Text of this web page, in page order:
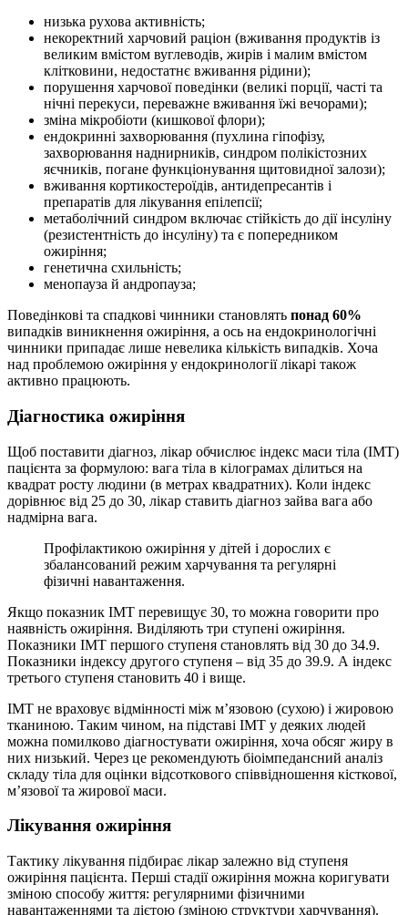
низька рухова активність;
некоректний харчовий раціон (вживання продуктів із
великим вмістом вуглеводів, жирів і малим вмістом
клітковини, недостатнє вживання рідини);
порушення харчової поведінки (великі порції, часті та
нічні перекуси, переважне вживання їжі вечорами);
зміна мікробіоти (кишкової флори);
ендокринні захворювання (пухлина гіпофізу,
захворювання наднирників, синдром полікістозних
яєчників, погане функціонування щитовидної залози);
вживання кортикостероїдів, антидепресантів і
препаратів для лікування епілепсії;
метаболічний синдром включає стійкість до дії інсуліну
(резистентність до інсуліну) та є попередником
ожиріння;
генетична схильність;
менопауза й андропауза;
Поведінкові та спадкові чинники становлять понад 60%
випадків виникнення ожиріння, а ось на ендокринологічні
чинники припадає лише невелика кількість випадків. Хоча
над проблемою ожиріння у ендокринології лікарі також
активно працюють.
Діагностика ожиріння
Щоб поставити діагноз, лікар обчислює індекс маси тіла (ІМТ)
пацієнта за формулою: вага тіла в кілограмах ділиться на
квадрат росту людини (в метрах квадратних). Коли індекс
дорівнює від 25 до 30, лікар ставить діагноз зайва вага або
надмірна вага.
Профілактикою ожиріння у дітей і дорослих є
збалансований режим харчування та регулярні
фізичні навантаження.
Якщо показник ІМТ перевищує 30, то можна говорити про
наявність ожиріння. Виділяють три ступені ожиріння.
Показники ІМТ першого ступеня становлять від 30 до 34.9.
Показники індексу другого ступеня – від 35 до 39.9. А індекс
третього ступеня становить 40 і вище.
ІМТ не враховує відмінності між м’язовою (сухою) і жировою
тканиною. Таким чином, на підставі ІМТ у деяких людей
можна помилково діагностувати ожиріння, хоча обсяг жиру в
них низький. Через це рекомендують біоімпедансний аналіз
складу тіла для оцінки відсоткового співвідношення кісткової,
м’язової та жирової маси.
Лікування ожиріння
Тактику лікування підбирає лікар залежно від ступеня
ожиріння пацієнта. Перші стадії ожиріння можна коригувати
зміною способу життя: регулярними фізичними
навантаженнями та дієтою (зміною структури харчування).